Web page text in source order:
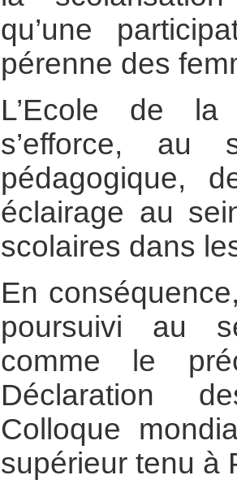
qu’une
pérenne des
L’Ecole de
s’efforce,
pédagogique,
éclairage au
scolaires dans
En
poursuivi au
comme le
Déclaration
Colloque
supérieur tenu à